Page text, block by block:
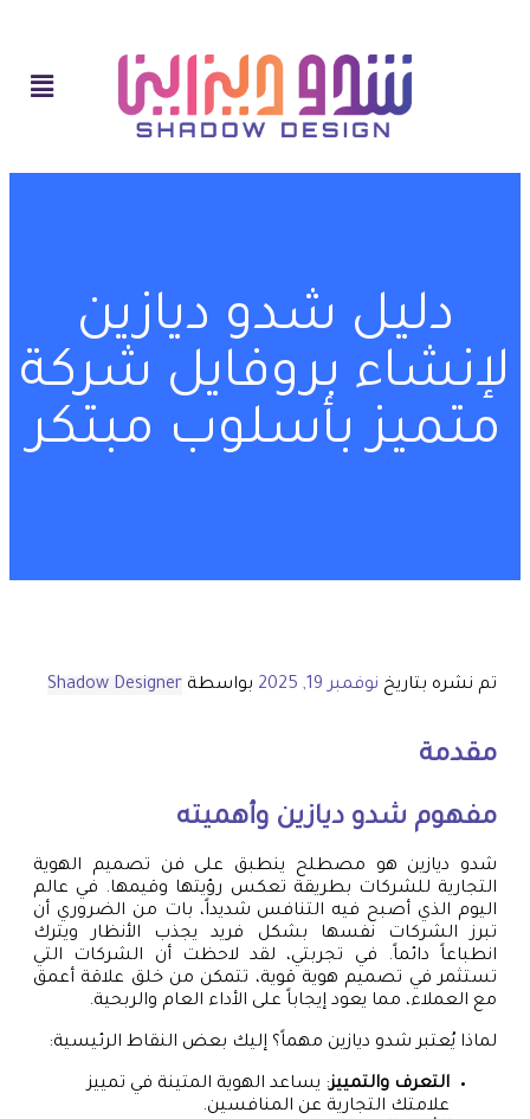
دليل شدو ديازين
لإنشاء بروفايل شركة
متميز بأسلوب مبتكر
تم نشره بتاريخ نوفمبر 19, 2025 بواسطة Shadow Designer
مقدمة
مفهوم شدو ديازين وأهميته
شدو ديازين هو مصطلح ينطبق على فن تصميم الهوية
التجارية للشركات بطريقة تعكس رؤيتها وقيمها. في عالم
اليوم الذي أصبح فيه التنافس شديداً، بات من الضروري أن
تبرز الشركات نفسها بشكل فريد يجذب الأنظار ويترك
انطباعاً دائماً. في تجربتي، لقد لاحظت أن الشركات التي
تستثمر في تصميم هوية قوية، تتمكن من خلق علاقة أعمق
مع العملاء، مما يعود إيجاباً على الأداء العام والربحية.
لماذا يُعتبر شدو ديازين مهماً؟ إليك بعض النقاط الرئيسية:
التعرف والتمييز: يساعد الهوية المتينة في تمييز
علامتك التجارية عن المنافسين.